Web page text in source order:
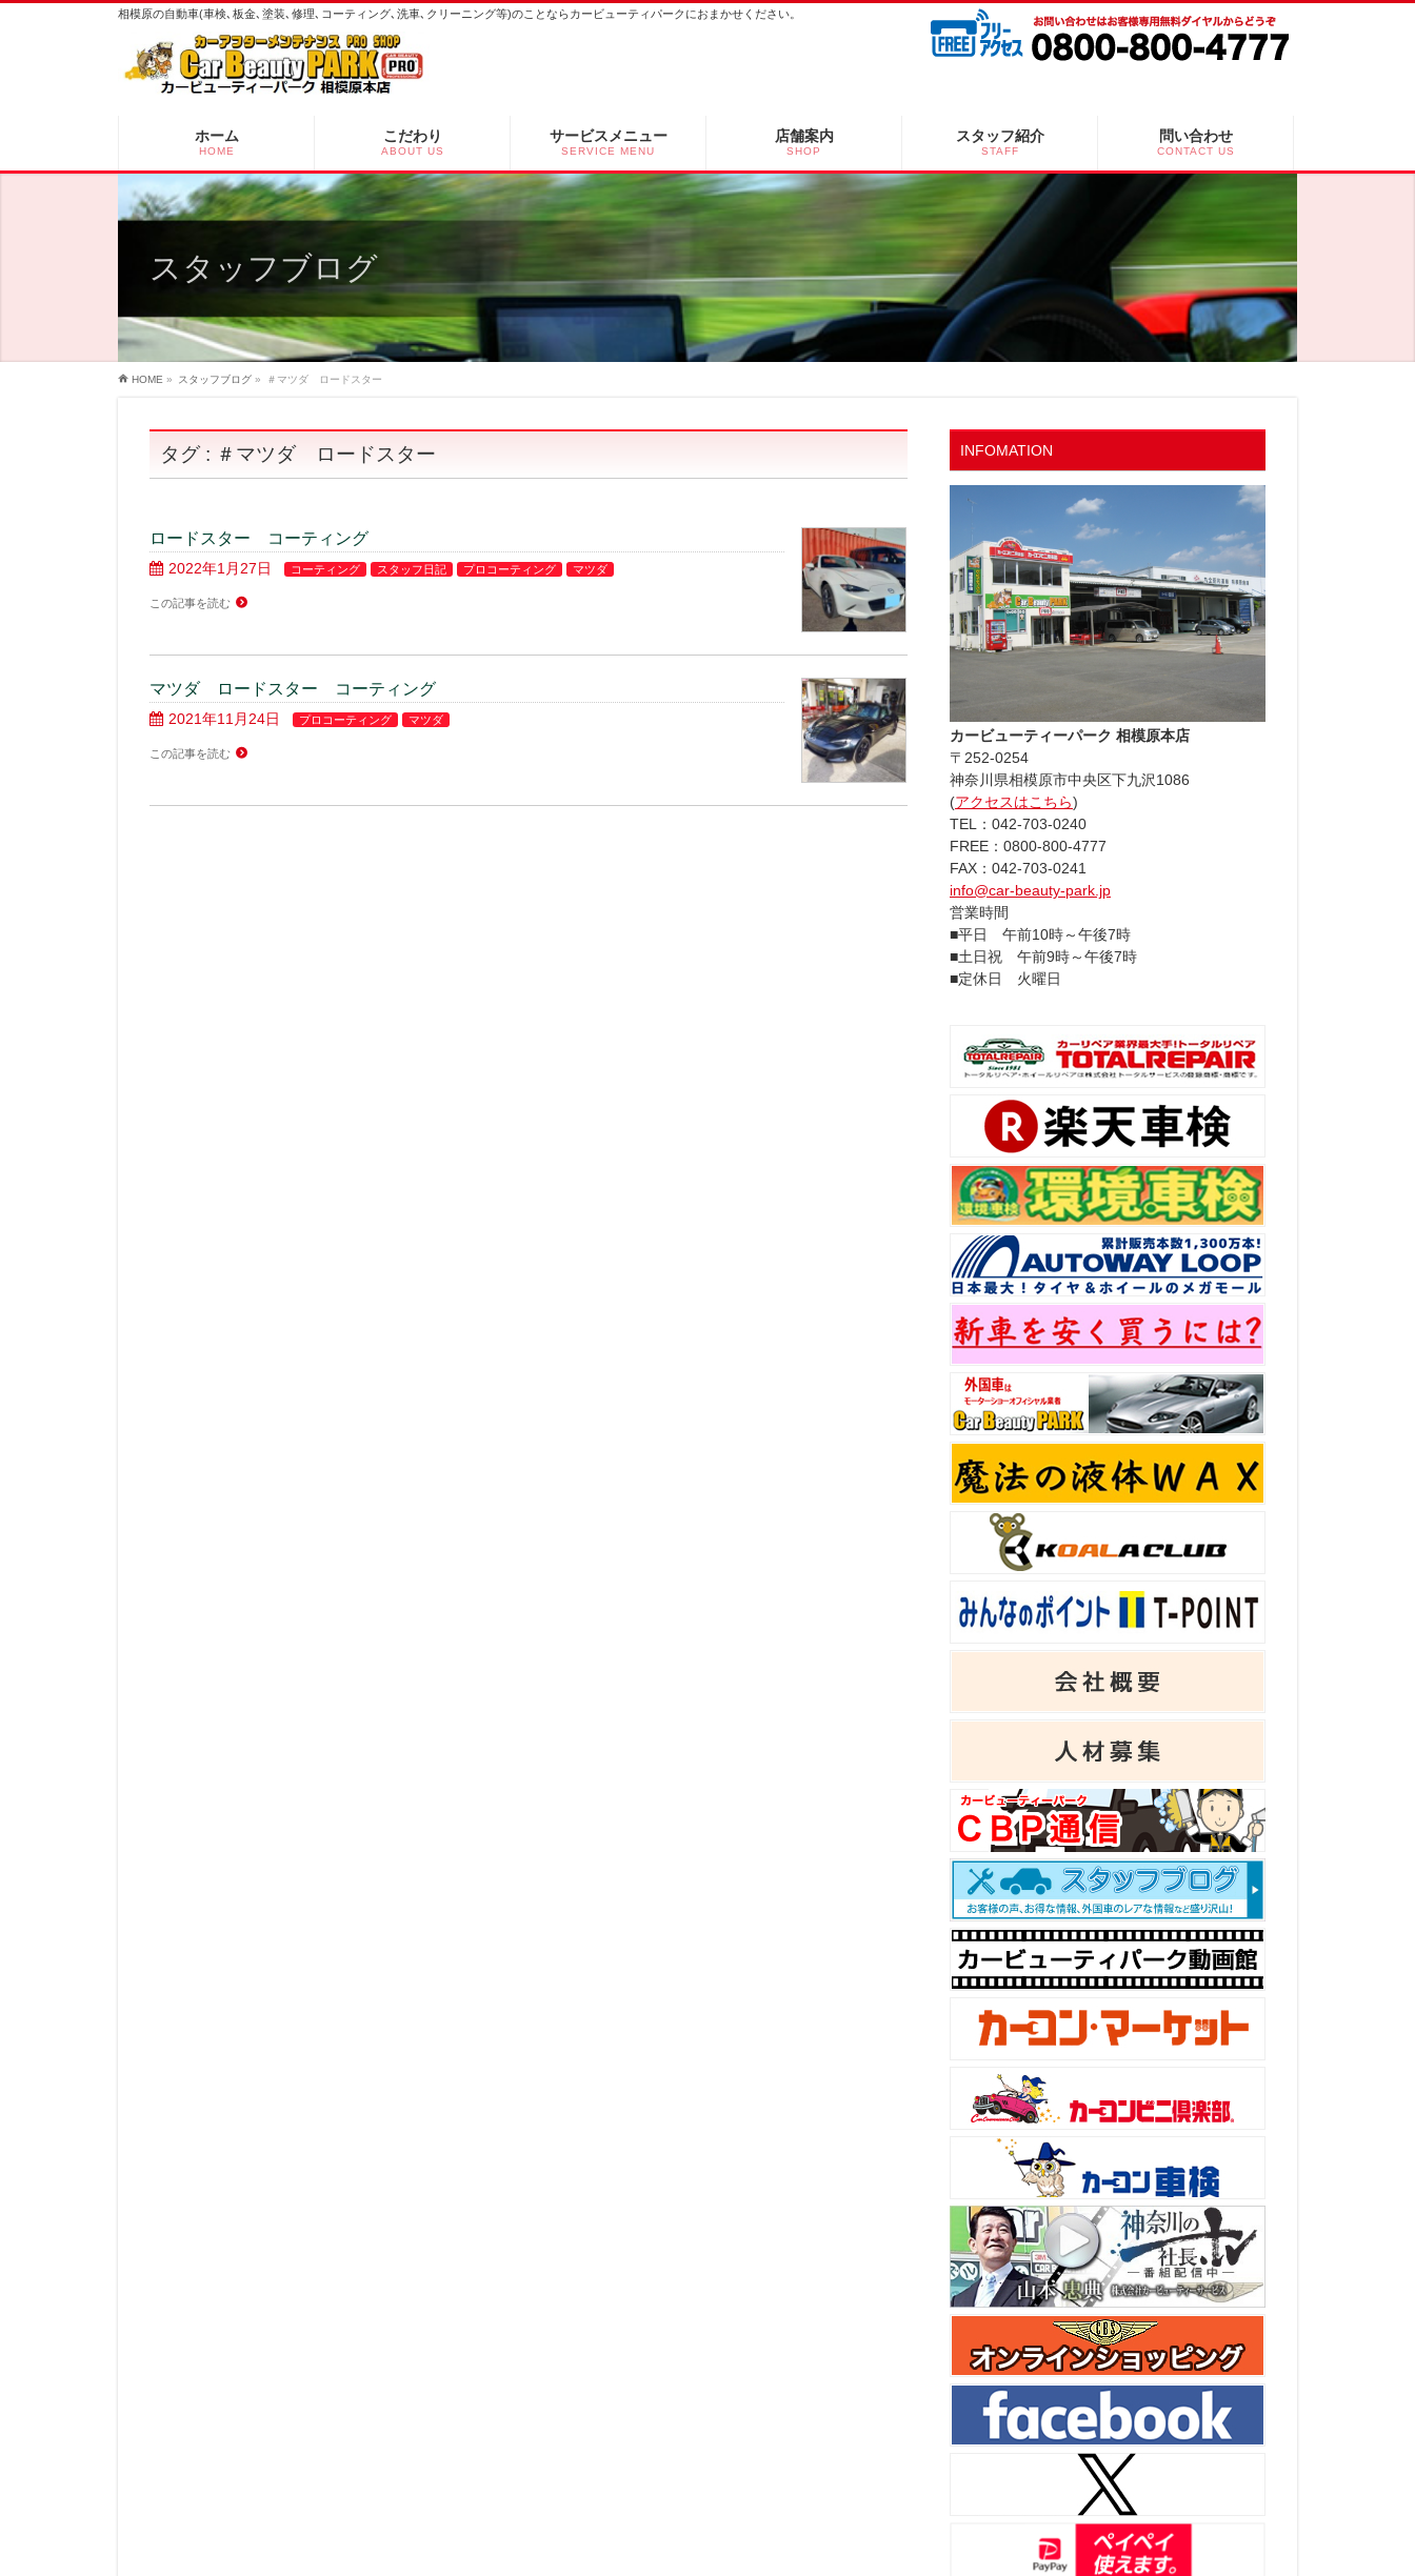
相模原の自動車(車検､板金､塗装､修理､コーティング､洗車､クリーニング等)のことならカービューティパークにおまかせください。
ホーム
HOME
こだわり
ABOUT US
サービスメニュー
SERVICE MENU
店舗案内
SHOP
スタッフ紹介
STAFF
問い合わせ
CONTACT US
スタッフブログ
HOME » スタッフブログ » ＃マツダ ロードスター
タグ : ＃マツダ ロードスター
ロードスター コーティング
2022年1月27日 コーティング スタッフ日記 プロコーティング マツダ
この記事を読む
マツダ ロードスター コーティング
2021年11月24日 プロコーティング マツダ
この記事を読む
INFOMATION
カービューティーパーク 相模原本店
〒252-0254
神奈川県相模原市中央区下九沢1086
(アクセスはこちら)
TEL：042-703-0240
FREE：0800-800-4777
FAX：042-703-0241
info@car-beauty-park.jp
営業時間
■平日 午前10時～午後7時
■土日祝 午前9時～午後7時
■定休日 火曜日